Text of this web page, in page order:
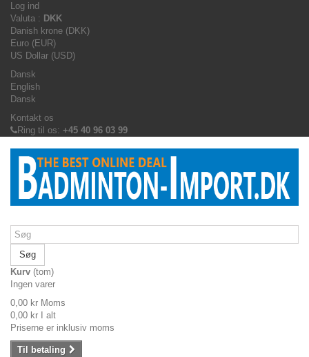
Log ind
Valuta : DKK
Danish krone (DKK)
Euro (EUR)
US Dollar (USD)
Dansk
English
Dansk
Kontakt os
Ring til os: +45 40 96 03 99
Søg
Kurv (tom)
Ingen varer
0,00 kr Moms
0,00 kr I alt
Priserne er inklusiv moms
Til betaling